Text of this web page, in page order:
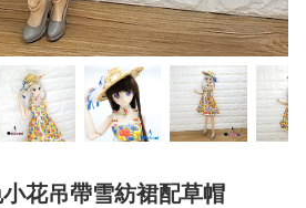
花吊帶雪紡裙配草帽